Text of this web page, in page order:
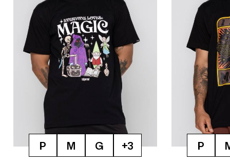
Gênero
Cor
Categorias
P M G +3 P